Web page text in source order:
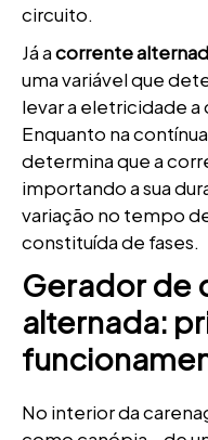
circuito.
Já acorrente
uma variável que
levar a eletricidade
Enquanto na
determina que a
importando a sua
variação no tempo
constituída de fases.
Gerador de
alternada:
No interior da